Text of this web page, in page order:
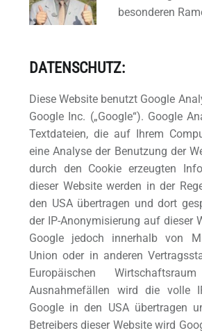
besonderen
DATENSCHUTZ:
Diese Website benutzt Google
Google Inc. („Google“). Google
Textdateien, die auf Ihrem
eine Analyse der Benutzung der
durch den Cookie erzeugten
dieser Website werden in der
den USA übertragen und dort
der IP-Anonymisierung auf dieser
Google jedoch innerhalb von
Union oder in anderen
Europäischen
Ausnahmefällen wird die volle
Google in den USA übertragen
Betreibers dieser Website wird